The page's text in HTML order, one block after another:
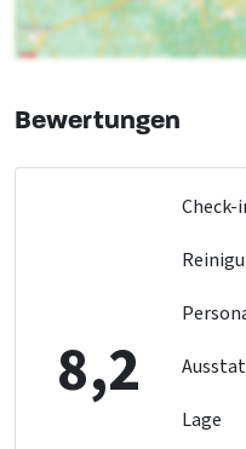
Kühlschrank
Anzahl der Kochplatten
Geschirrspüler
Niederländische
Fahrrad- und
Bewertungen
8,2
Check-
Lage